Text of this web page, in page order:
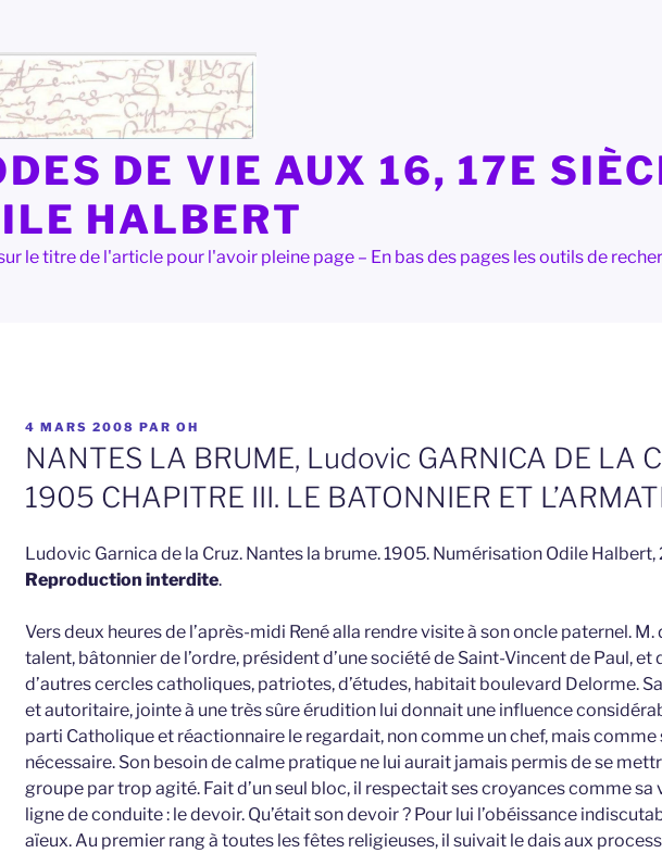
DE VIE AUX 16, 17E
HALBERT
le titre de l'article pour l'avoir pleine page – En bas des pages les outils de
PUBLIÉ
LE
4 MARS 2008 PAR OH
NANTES LA BRUME, Ludovic GARNICA DE LA
1905 CHAPITRE III. LE BATONNIER ET
Ludovic Garnica de la Cruz. Nantes la brume. 1905. Numérisation Odile
Reproduction interdite.
Vers deux heures de l’après-midi René alla rendre visite à son oncle paternel.
talent, bâtonnier de l’ordre, président d’une société de Saint-Vincent de Paul, et
d’autres cercles catholiques, patriotes, d’études, habitait boulevard Delorme.
et autoritaire, jointe à une très sûre érudition lui donnait une influence
parti Catholique et réactionnaire le regardait, non comme un chef, mais comme
nécessaire. Son besoin de calme pratique ne lui aurait jamais permis de se
groupe par trop agité. Fait d’un seul bloc, il respectait ses croyances comme sa
ligne de conduite : le devoir. Qu’était son devoir ? Pour lui l’obéissance
aïeux. Au premier rang à toutes les fêtes religieuses, il suivait le dais aux